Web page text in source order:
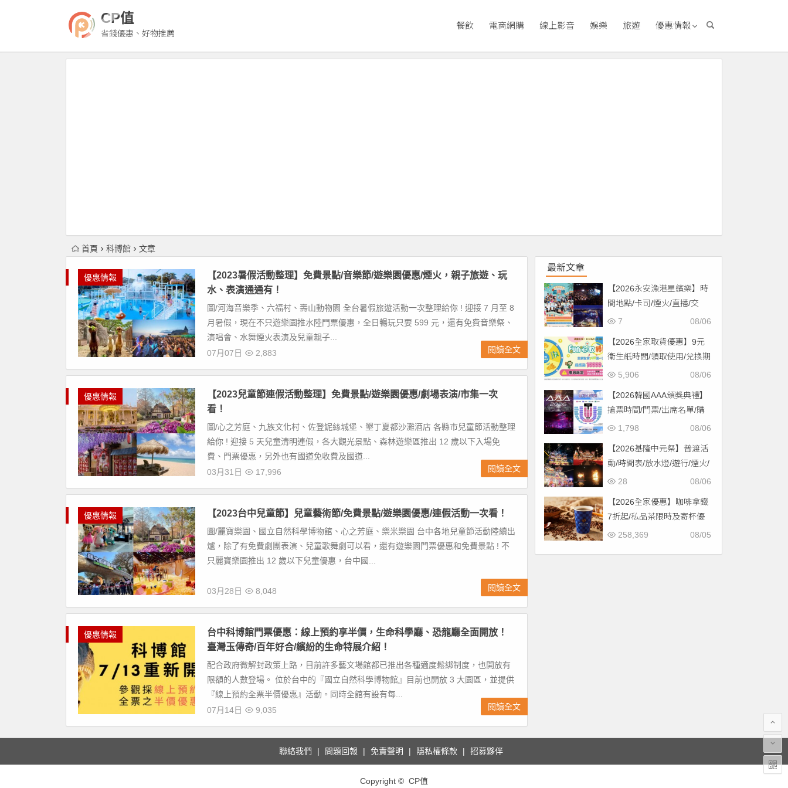
CP值
省錢優惠、好物推薦
餐飲 電商網購 線上影音 娛樂 旅遊 優惠情報
首頁 科博館 文章
優惠情報
【2023暑假活動整理】免費景點/音樂節/遊樂園優惠/煙火，親子旅遊、玩
水、表演通通有！
圖/河海音樂季、六福村、壽山動物園 全台暑假旅遊活動一次整理給你 ! 迎接 7 月至 8
月暑假，現在不只遊樂園推水陸門票優惠，全日暢玩只要 599 元，還有免費音樂祭、
演唱會、水舞煙火表演及兒童親子...
07月07日
2,883 閱讀全文
優惠情報
【2023兒童節連假活動整理】免費景點/遊樂園優惠/劇場表演/市集一次
看！
圖/心之芳庭、九族文化村、佐登妮絲城堡、墾丁夏都沙灘酒店 各縣市兒童節活動整理
給你 ! 迎接 5 天兒童清明連假，各大觀光景點、森林遊樂區推出 12 歲以下入場免
費、門票優惠，另外也有國道免收費及國道...
03月31日
17,996 閱讀全文
優惠情報 【2023台中兒童節】兒童藝術節/免費景點/遊樂園優惠/連假活動一次看！
圖/麗寶樂園、國立自然科學博物館、心之芳庭、樂米樂園 台中各地兒童節活動陸續出
爐，除了有免費劇團表演、兒童歌舞劇可以看，還有遊樂園門票優惠和免費景點 ! 不
只麗寶樂園推出 12 歲以下兒童優惠，台中國...
03月28日 8,048 閱讀全文
優惠情報
台中科博館門票優惠：線上預約享半價，生命科學廳、恐龍廳全面開放！
臺灣玉傳奇/百年好合/繽紛的生命特展介紹！
配合政府微解封政策上路，目前許多藝文場館都已推出各種適度鬆綁制度，也開放有
限額的人數登場。 位於台中的『國立自然科學博物館』目前也開放 3 大園區，並提供
『線上預約全票半價優惠』活動。同時全館有設有每...
07月14日
9,035 閱讀全文
最新文章
【2026永安漁港星繽樂】時
間地點/卡司/煙火/直播/交
通，免費入場！
08/06
7
【2026全家取貨優惠】9元
衛生紙時間/領取使用/兌換期
限一次看！
08/06
5,906
【2026韓國AAA頒獎典禮】
搶票時間/門票/出席名單/購
票一次看！
08/06
1,798
【2026基隆中元祭】普渡活
動/時間表/放水燈/遊行/煙火/
交通一次看！
08/06
28
【2026全家優惠】咖啡拿鐵
7折起/私品茶限時及寄杯優
惠！價格/菜單一起看
08/05
258,369
聯絡我們 問題回報 免責聲明 隱私權條款 招募夥伴
Copyright © CP值